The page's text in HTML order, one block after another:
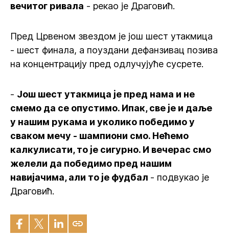
вечитог ривала - рекао је Драговић.
Пред Црвеном звездом је још шест утакмица
- шест финала, а поуздани дефанзивац позива
на концентрацију пред одлучујуће сусрете.
- Још шест утакмица је пред нама и не
смемо да се опустимо. Ипак, све је и даље
у нашим рукама и уколико победимо у
сваком мечу - шампиони смо. Нећемо
калкулисати, то је сигурно. И вечерас смо
желели да победимо пред нашим
навијачима, али то је фудбал - подвукао је
Драговић.